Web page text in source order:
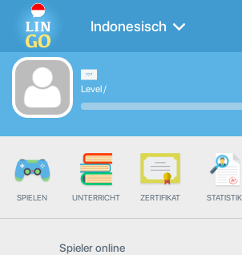
Indonesisch
Level/
SPIELEN UNTERRICHT ZERTIFIKAT STATISTIK
Spieler online